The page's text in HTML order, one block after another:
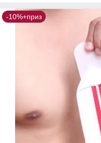
-10%+приз